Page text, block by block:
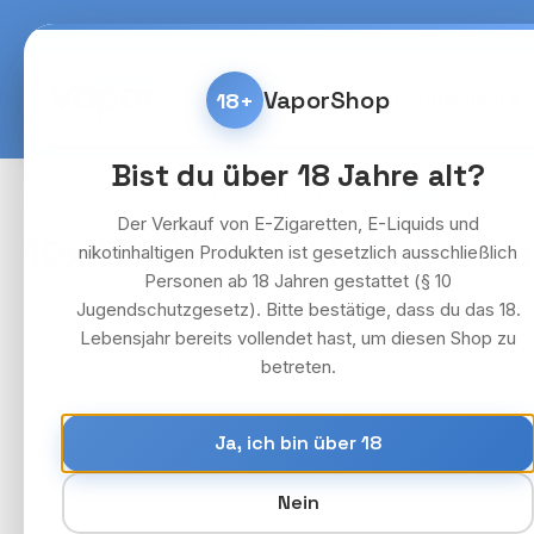
Hauptinhalt springen
Zur Suche springen
Zur Hauptnavigation springen Kostenlose Lieferung
Home E-Zigaretten &
10x ELFBAR MAX Pod
Bildergalerie überspringen
18+ VaporShop
Bist du über 18 Jahre alt?
Der Verkauf von E-Zigaretten, E-Liquids und
nikotinhaltigen Produkten ist gesetzlich ausschließlich
Personen ab 18 Jahren gestattet (§ 10
Jugendschutzgesetz). Bitte bestätige, dass du das 18.
Lebensjahr bereits vollendet hast, um diesen Shop zu
betreten.
Ja, ich bin über 18
Nein